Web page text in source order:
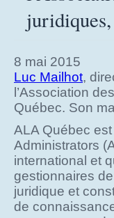
8 mai 2015
Luc Mailhot,
l’Association
Québec. Son
ALA Québec
Administrators
international et
gestionnaires
juridique et
de